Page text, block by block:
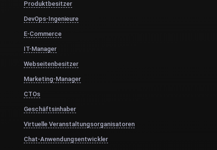
Produktbesitzer
DevOps-Ingenieure
E-Commerce
IT-Manager
Webseitenbesitzer
Marketing-Manager
CTOs
Geschäftsinhaber
Virtuelle Veranstaltungsorganisatoren
Chat-Anwendungsentwickler